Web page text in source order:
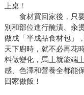
上桌！
食材買回家後，只要
別和部位進行醃漬、汆
做成「半成品食材包」
天下廚時，就不必再花
料做變化，馬上就能端
感、色澤和營養全都能
回家做飯！